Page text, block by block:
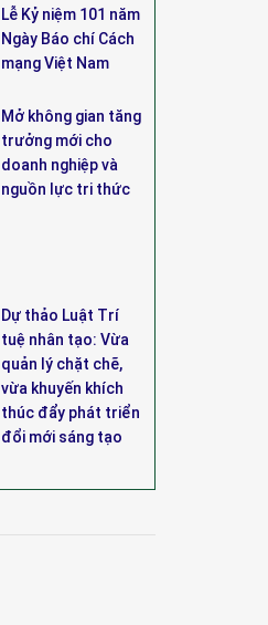
Lễ Kỷ niệm 101 năm
Ngày Báo chí Cách
mạng Việt Nam
Mở không gian tăng
trưởng mới cho
doanh nghiệp và
nguồn lực tri thức
Dự thảo Luật Trí
tuệ nhân tạo: Vừa
quản lý chặt chẽ,
vừa khuyến khích
thúc đẩy phát triển
đổi mới sáng tạo